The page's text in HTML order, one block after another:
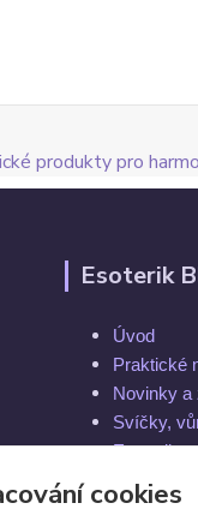
produkty pro
Esoterik
Úvod
Praktické
Novinky a
Svíčky,
Esoterika
Rytuály a
Čakry a
cookies